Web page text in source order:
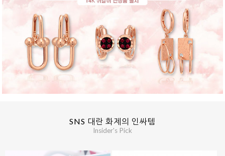
SNS 대란 화제의 인싸템
Insider's Pick